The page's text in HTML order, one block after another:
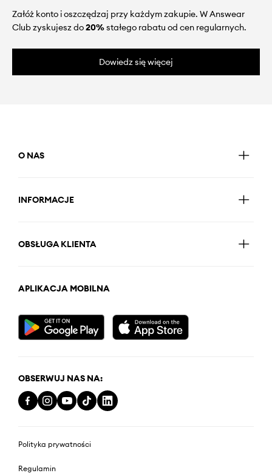
Załóż konto i oszczędzaj przy każdym zakupie. W Answear
Club zyskujesz do20%stałego rabatu od cen regularnych.
Dowiedz się więcej
O NAS
INFORMACJE
OBSŁUGA KLIENTA
APLIKACJA MOBILNA
OBSERWUJ NAS NA:
Polityka prywatności
Regulamin